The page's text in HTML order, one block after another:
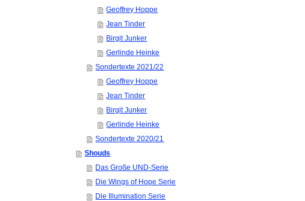
Geoffrey Hoppe
Jean Tinder
Birgit Junker
Gerlinde Heinke
Sondertexte 2021/22
Geoffrey Hoppe
Jean Tinder
Birgit Junker
Gerlinde Heinke
Sondertexte 2020/21
Shouds
Das Große UND-Serie
Die Wings of Hope Serie
Die Illumination Serie